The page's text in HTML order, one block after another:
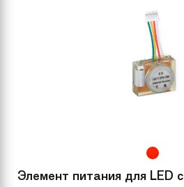
Элемент питания для LED